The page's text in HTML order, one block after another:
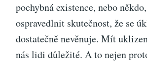
pochybná existence, nebo
ospravedlnit skutečnost, že se
dostatečně nevěnuje. Mít
nás lidi důležité. A to nejen